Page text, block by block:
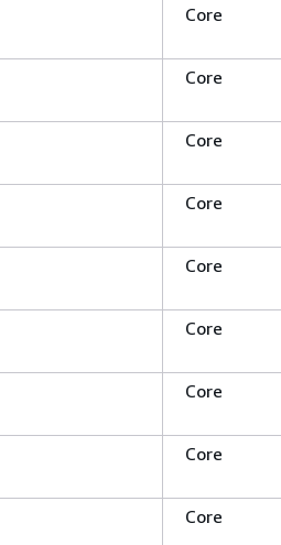
Core
Core
Core
Core
Core
Core
Core
Core
Core